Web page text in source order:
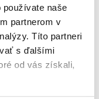
používate naše
partnerom v
Títo partneri
s ďalšími
od vás získali,
a mnohých
metroch
potrieb vášho
praktickosti a